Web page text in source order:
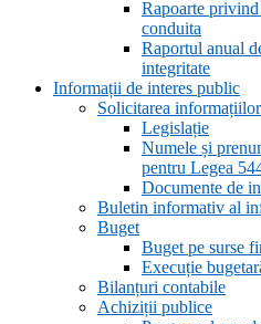
Rapoarte
conduita
Raportul anual
integritate
Informații de interes public
Solicitarea
Legislație
Numele și
pentru Legea
Documente de
Buletin informativ al
Buget
Buget pe surse
Execuție
Bilanțuri contabile
Achiziții publice